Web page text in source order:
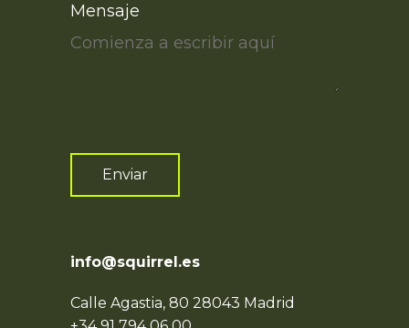
Mensaje
Enviar
info@squirrel.es
Calle Agastia, 80 28043 Madrid